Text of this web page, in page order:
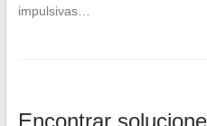
impulsivas…
Encontrar